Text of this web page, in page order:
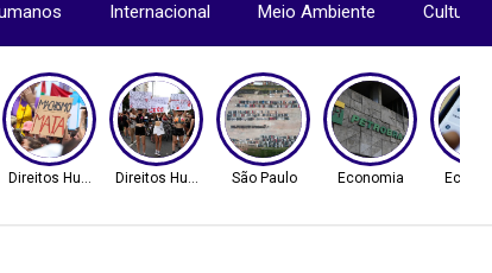
Internacional Meio Ambiente Cultura
Direitos HumanosDireitos HumanosSão Paulo Economia